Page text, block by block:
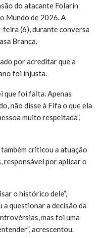
do atacante Folarin
Mundo de 2026. A
(6), durante conversa
Branca.
por acreditar que a
foi injusta.
que foi falta. Apenas
não disse à Fifa o que ela
muito respeitada”,
criticou a atuação
responsável por aplicar o
o histórico dele”,
a questionar a decisão da
mas foi uma
acrescentou.